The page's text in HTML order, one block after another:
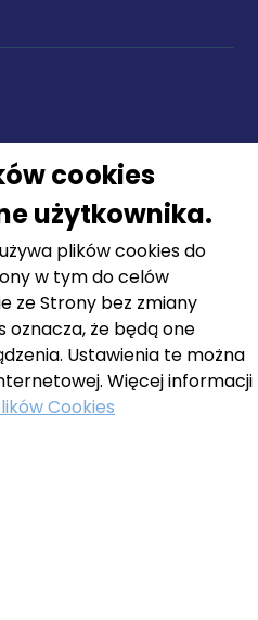
cookies
użytkownika.
plików cookies do
w tym do celów
ze Strony bez zmiany
oznacza, że będą one
Ustawienia te można
Więcej informacji
Cookies